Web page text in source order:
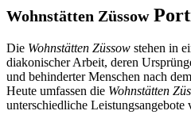
Wohnstätten Züssow
Die Wohnstätten Züssow stehen in
diakonischer Arbeit, deren
und behinderter Menschen nach
Heute umfassen die Wohnstätten
unterschiedliche Leistungsangebote